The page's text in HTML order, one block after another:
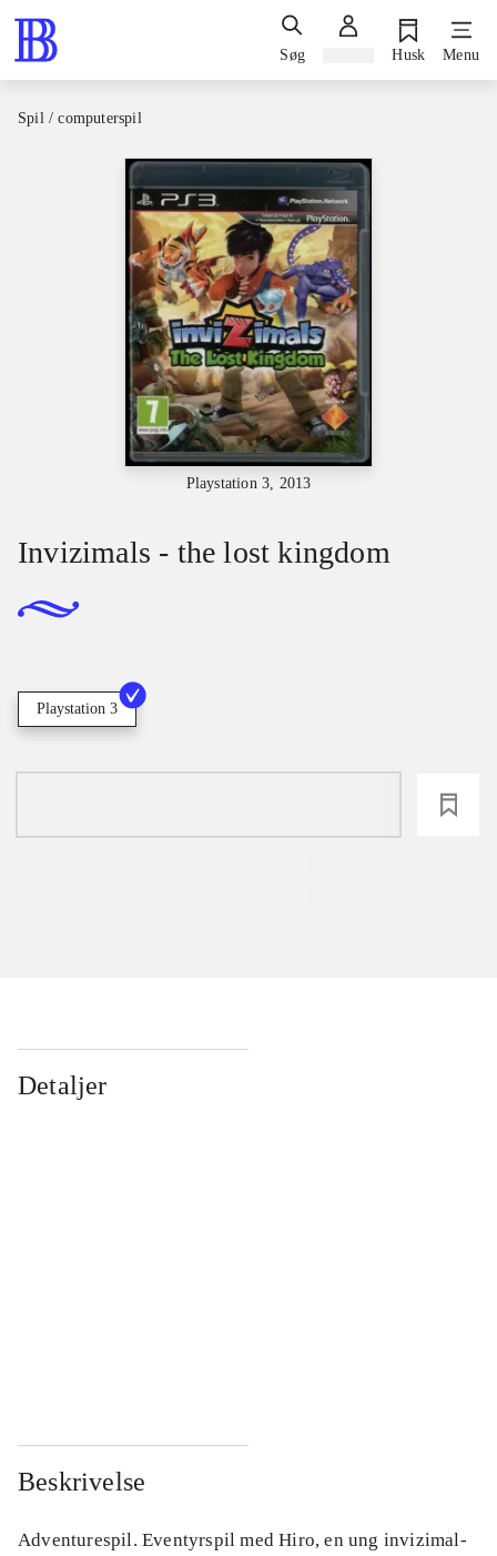
Søg Husk Menu
Spil / computerspil
Playstation 3, 2013
Invizimals - the lost kingdom
Playstation 3
Detaljer
Beskrivelse
Adventurespil. Eventyrspil med Hiro, en ung invizimal-